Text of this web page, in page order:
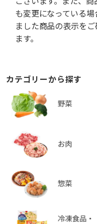
も変更になっている
ました商品の表示を
ます。
カテゴリーから探す